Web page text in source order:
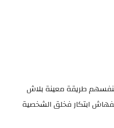
طريقة معينة بلاش
ابتكار فخلق الشخصية